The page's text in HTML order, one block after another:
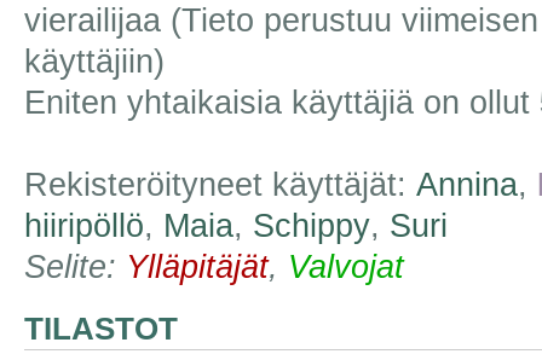
vierailijaa (Tieto perustuu
käyttäjiin)
Eniten yhtaikaisia käyttäjiä on ollut
Rekisteröityneet käyttäjät: Annina,
hiiripöllö, Maia, Schippy, Suri
Selite: Ylläpitäjät, Valvojat
TILASTOT